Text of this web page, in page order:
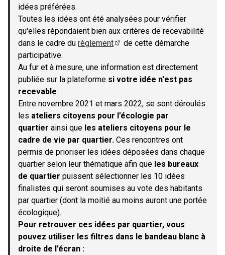
idées préférées.
Toutes les idées ont été analysées pour vérifier
qu'elles répondaient bien aux critères de recevabilité
dans le cadre du règlement
de cette démarche
participative.
Au fur et à mesure, une information est directement
publiée sur la plateforme si votre idée n'est pas
recevable.
Entre novembre 2021 et mars 2022, se sont déroulés
les ateliers citoyens pour l’écologie par
quartier ainsi que les ateliers citoyens pour le
cadre de vie par quartier. Ces rencontres ont
permis de prioriser les idées déposées dans chaque
quartier selon leur thématique afin que les bureaux
de quartier puissent sélectionner les 10 idées
finalistes qui seront soumises au vote des habitants
par quartier (dont la moitié au moins auront une portée
écologique).
Pour retrouver ces idées par quartier, vous
pouvez utiliser les filtres dans le bandeau blanc à
droite de l’écran :